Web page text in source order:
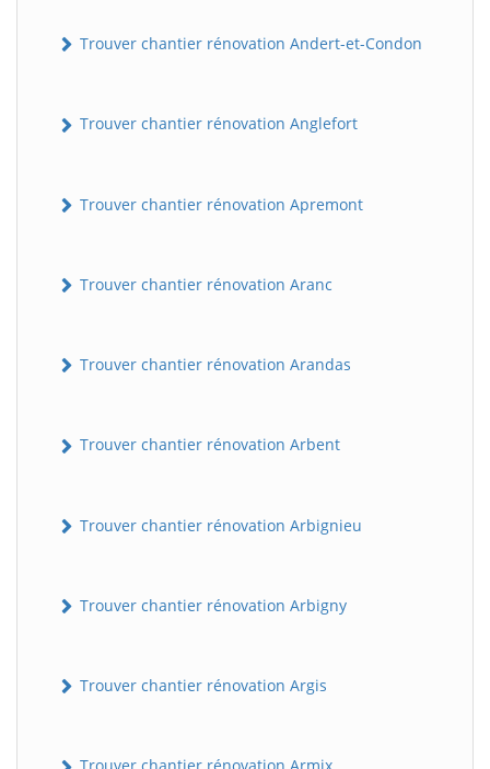
Trouver chantier rénovation Andert-et-Condon
Trouver chantier rénovation Anglefort
Trouver chantier rénovation Apremont
Trouver chantier rénovation Aranc
Trouver chantier rénovation Arandas
Trouver chantier rénovation Arbent
Trouver chantier rénovation Arbignieu
Trouver chantier rénovation Arbigny
Trouver chantier rénovation Argis